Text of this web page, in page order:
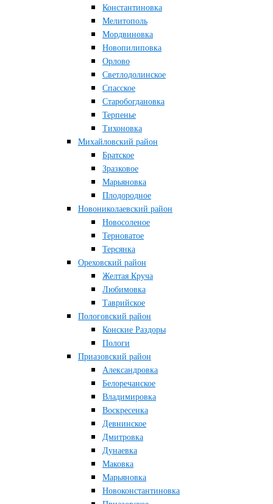
Константиновка
Мелитополь
Мордвиновка
Новопилиповка
Орлово
Светлодолинское
Спасское
Старобогдановка
Терпенье
Тихоновка
Михайловский район
Братское
Зразковое
Марьяновка
Плодородное
Новониколаевский район
Новосоленое
Терноватое
Терсянка
Ореховский район
Желтая Круча
Любимовка
Таврийское
Пологовский район
Конские Раздоры
Пологи
Приазовский район
Александровка
Белоречанское
Владимировка
Воскресенка
Девнинское
Дмитровка
Дунаевка
Маковка
Марьяновка
Новоконстантиновка